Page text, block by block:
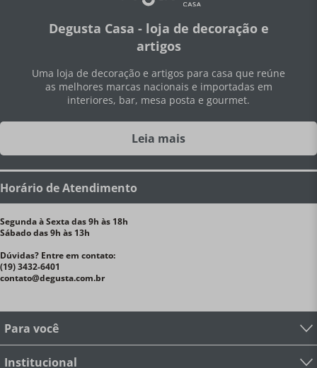
Degusta Casa - loja de decoração e
artigos
Uma loja de decoração e artigos para casa que reúne
as melhores marcas nacionais e importadas em
interiores, bar, mesa posta e gourmet.
Leia mais
Horário de Atendimento
Segunda à Sexta das 9h às 18h
Sábado das 9h às 13h
Dúvidas? Entre em contato:
(19) 3432-6401
contato@degusta.com.br
Para você
Institucional